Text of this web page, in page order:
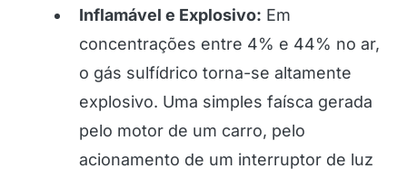
Inflamável e Explosivo: Em
concentrações entre 4% e 44% no ar,
o gás sulfídrico torna-se altamente
explosivo. Uma simples faísca gerada
pelo motor de um carro, pelo
acionamento de um interruptor de luz